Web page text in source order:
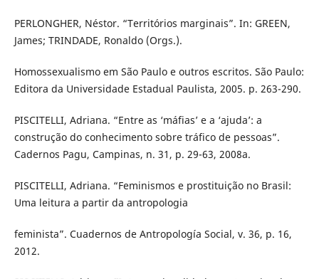
PERLONGHER, Néstor. “Territórios marginais”. In: GREEN,
James; TRINDADE, Ronaldo (Orgs.).
Homossexualismo em São Paulo e outros escritos. São Paulo:
Editora da Universidade Estadual Paulista, 2005. p. 263-290.
PISCITELLI, Adriana. “Entre as ‘máfias’ e a ‘ajuda’: a
construção do conhecimento sobre tráfico de pessoas”.
Cadernos Pagu, Campinas, n. 31, p. 29-63, 2008a.
PISCITELLI, Adriana. “Feminismos e prostituição no Brasil:
Uma leitura a partir da antropologia
feminista”. Cuadernos de Antropología Social, v. 36, p. 16,
2012.